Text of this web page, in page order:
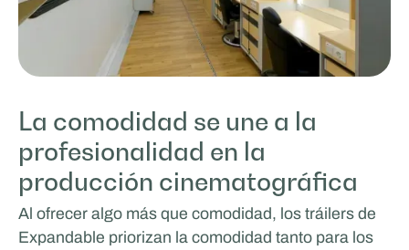
La comodidad se une a la
profesionalidad en la
producción cinematográfica
Al ofrecer algo más que comodidad, los tráilers de
Expandable priorizan la comodidad tanto para los